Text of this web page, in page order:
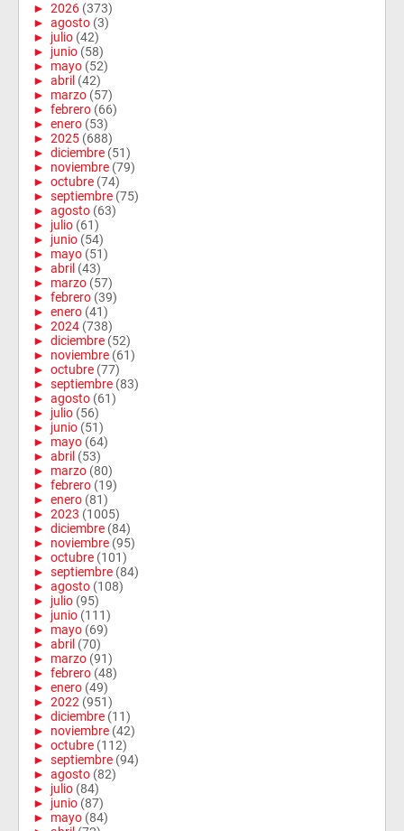
► 2026 (373)
► agosto (3)
► julio (42)
► junio (58)
► mayo (52)
► abril (42)
► marzo (57)
► febrero (66)
► enero (53)
► 2025 (688)
► diciembre (51)
► noviembre (79)
► octubre (74)
► septiembre (75)
► agosto (63)
► julio (61)
► junio (54)
► mayo (51)
► abril (43)
► marzo (57)
► febrero (39)
► enero (41)
► 2024 (738)
► diciembre (52)
► noviembre (61)
► octubre (77)
► septiembre (83)
► agosto (61)
► julio (56)
► junio (51)
► mayo (64)
► abril (53)
► marzo (80)
► febrero (19)
► enero (81)
► 2023 (1005)
► diciembre (84)
► noviembre (95)
► octubre (101)
► septiembre (84)
► agosto (108)
► julio (95)
► junio (111)
► mayo (69)
► abril (70)
► marzo (91)
► febrero (48)
► enero (49)
► 2022 (951)
► diciembre (11)
► noviembre (42)
► octubre (112)
► septiembre (94)
► agosto (82)
► julio (84)
► junio (87)
► mayo (84)